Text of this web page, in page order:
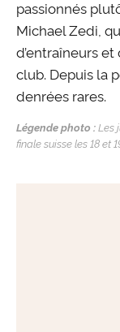
passionnés
Michael Zedi,
d’entraîneurs
club. Depuis la
denrées rares.
Légende photo :Les
finale suisse les 18 et